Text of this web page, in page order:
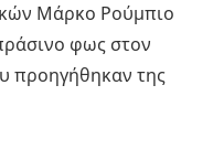
Μάρκο Ρούμπιο
φως στον
προηγήθηκαν της